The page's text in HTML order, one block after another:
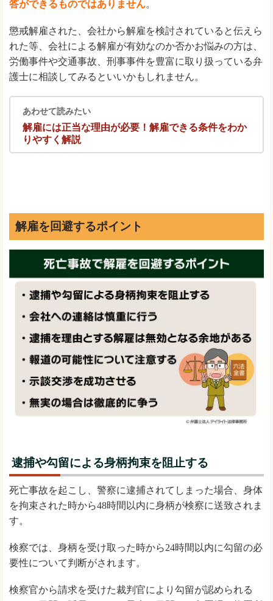
答ができるものではありません。
懲戒解雇された、会社から解雇を検討されていると伝えら
れた等、会社による解雇が有効なのか否かお悩みの方は、
労働事件や交通事故、刑事事件を豊富に取り扱っている弁
護士に相談してみるといいかもしれません。
あわせて読みたい
解雇には正当な理由が必要！解雇できる条件をわか
りやすく解説
解雇を回避するポイント
逮捕や勾留による身柄拘束を阻止する
死亡事故を起こし、警察に逮捕されてしまった場合、身体
を拘束された時から48時間以内に身柄が検察に送致されま
す。
検察では、身柄を受け取った時から24時間以内に勾留の必
要性について判断がされます。
検察官から請求を受けた裁判官により勾留が認められる